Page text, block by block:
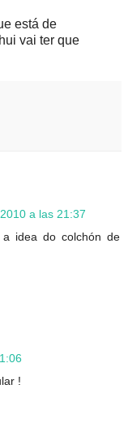
está de
vai ter que
a las 21:37
a idea do colchón de
!